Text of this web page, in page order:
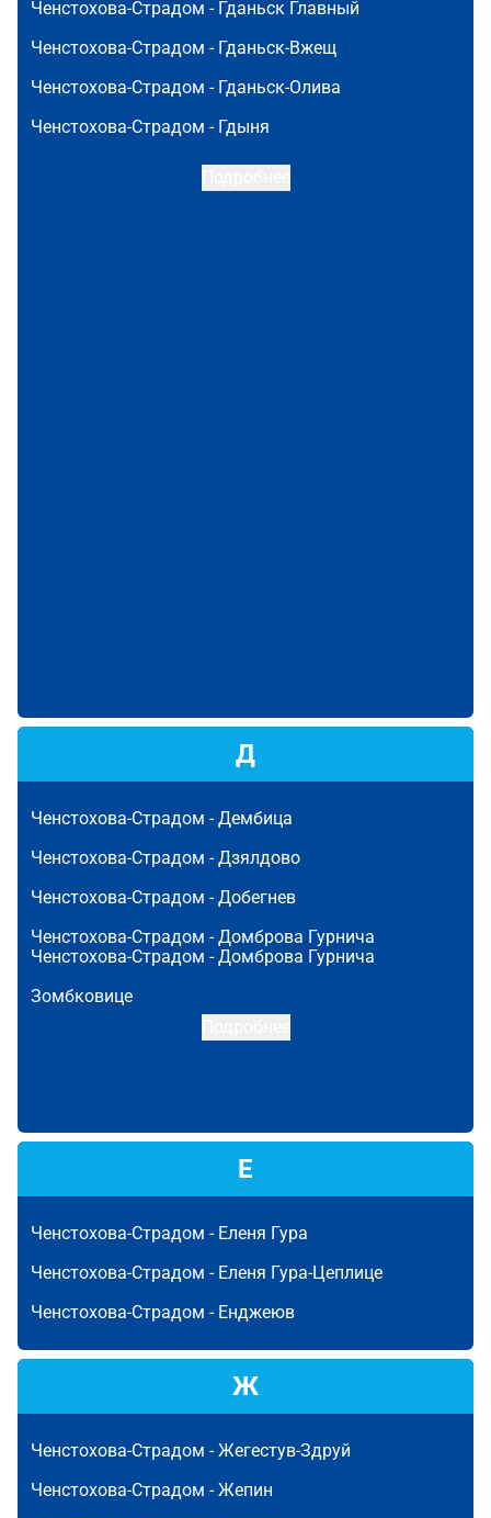
Ченстохова-Страдом - Гданьск Главный
Ченстохова-Страдом - Гданьск-Вжещ
Ченстохова-Страдом - Гданьск-Олива
Ченстохова-Страдом - Гдыня
Д
Ченстохова-Страдом -Дембица
Ченстохова-Страдом -Дзялдово
Ченстохова-Страдом -Добегнев
Ченстохова-Страдом -Домброва Гурнича
Ченстохова-Страдом -Домброва Гурнича
Зомбковице
Е
Ченстохова-Страдом - Еленя Гура
Ченстохова-Страдом - Еленя Гура-Цеплице
Ченстохова-Страдом - Енджеюв
Ж
Ченстохова-Страдом -Жегестув-Здруй
Ченстохова-Страдом -Жепин